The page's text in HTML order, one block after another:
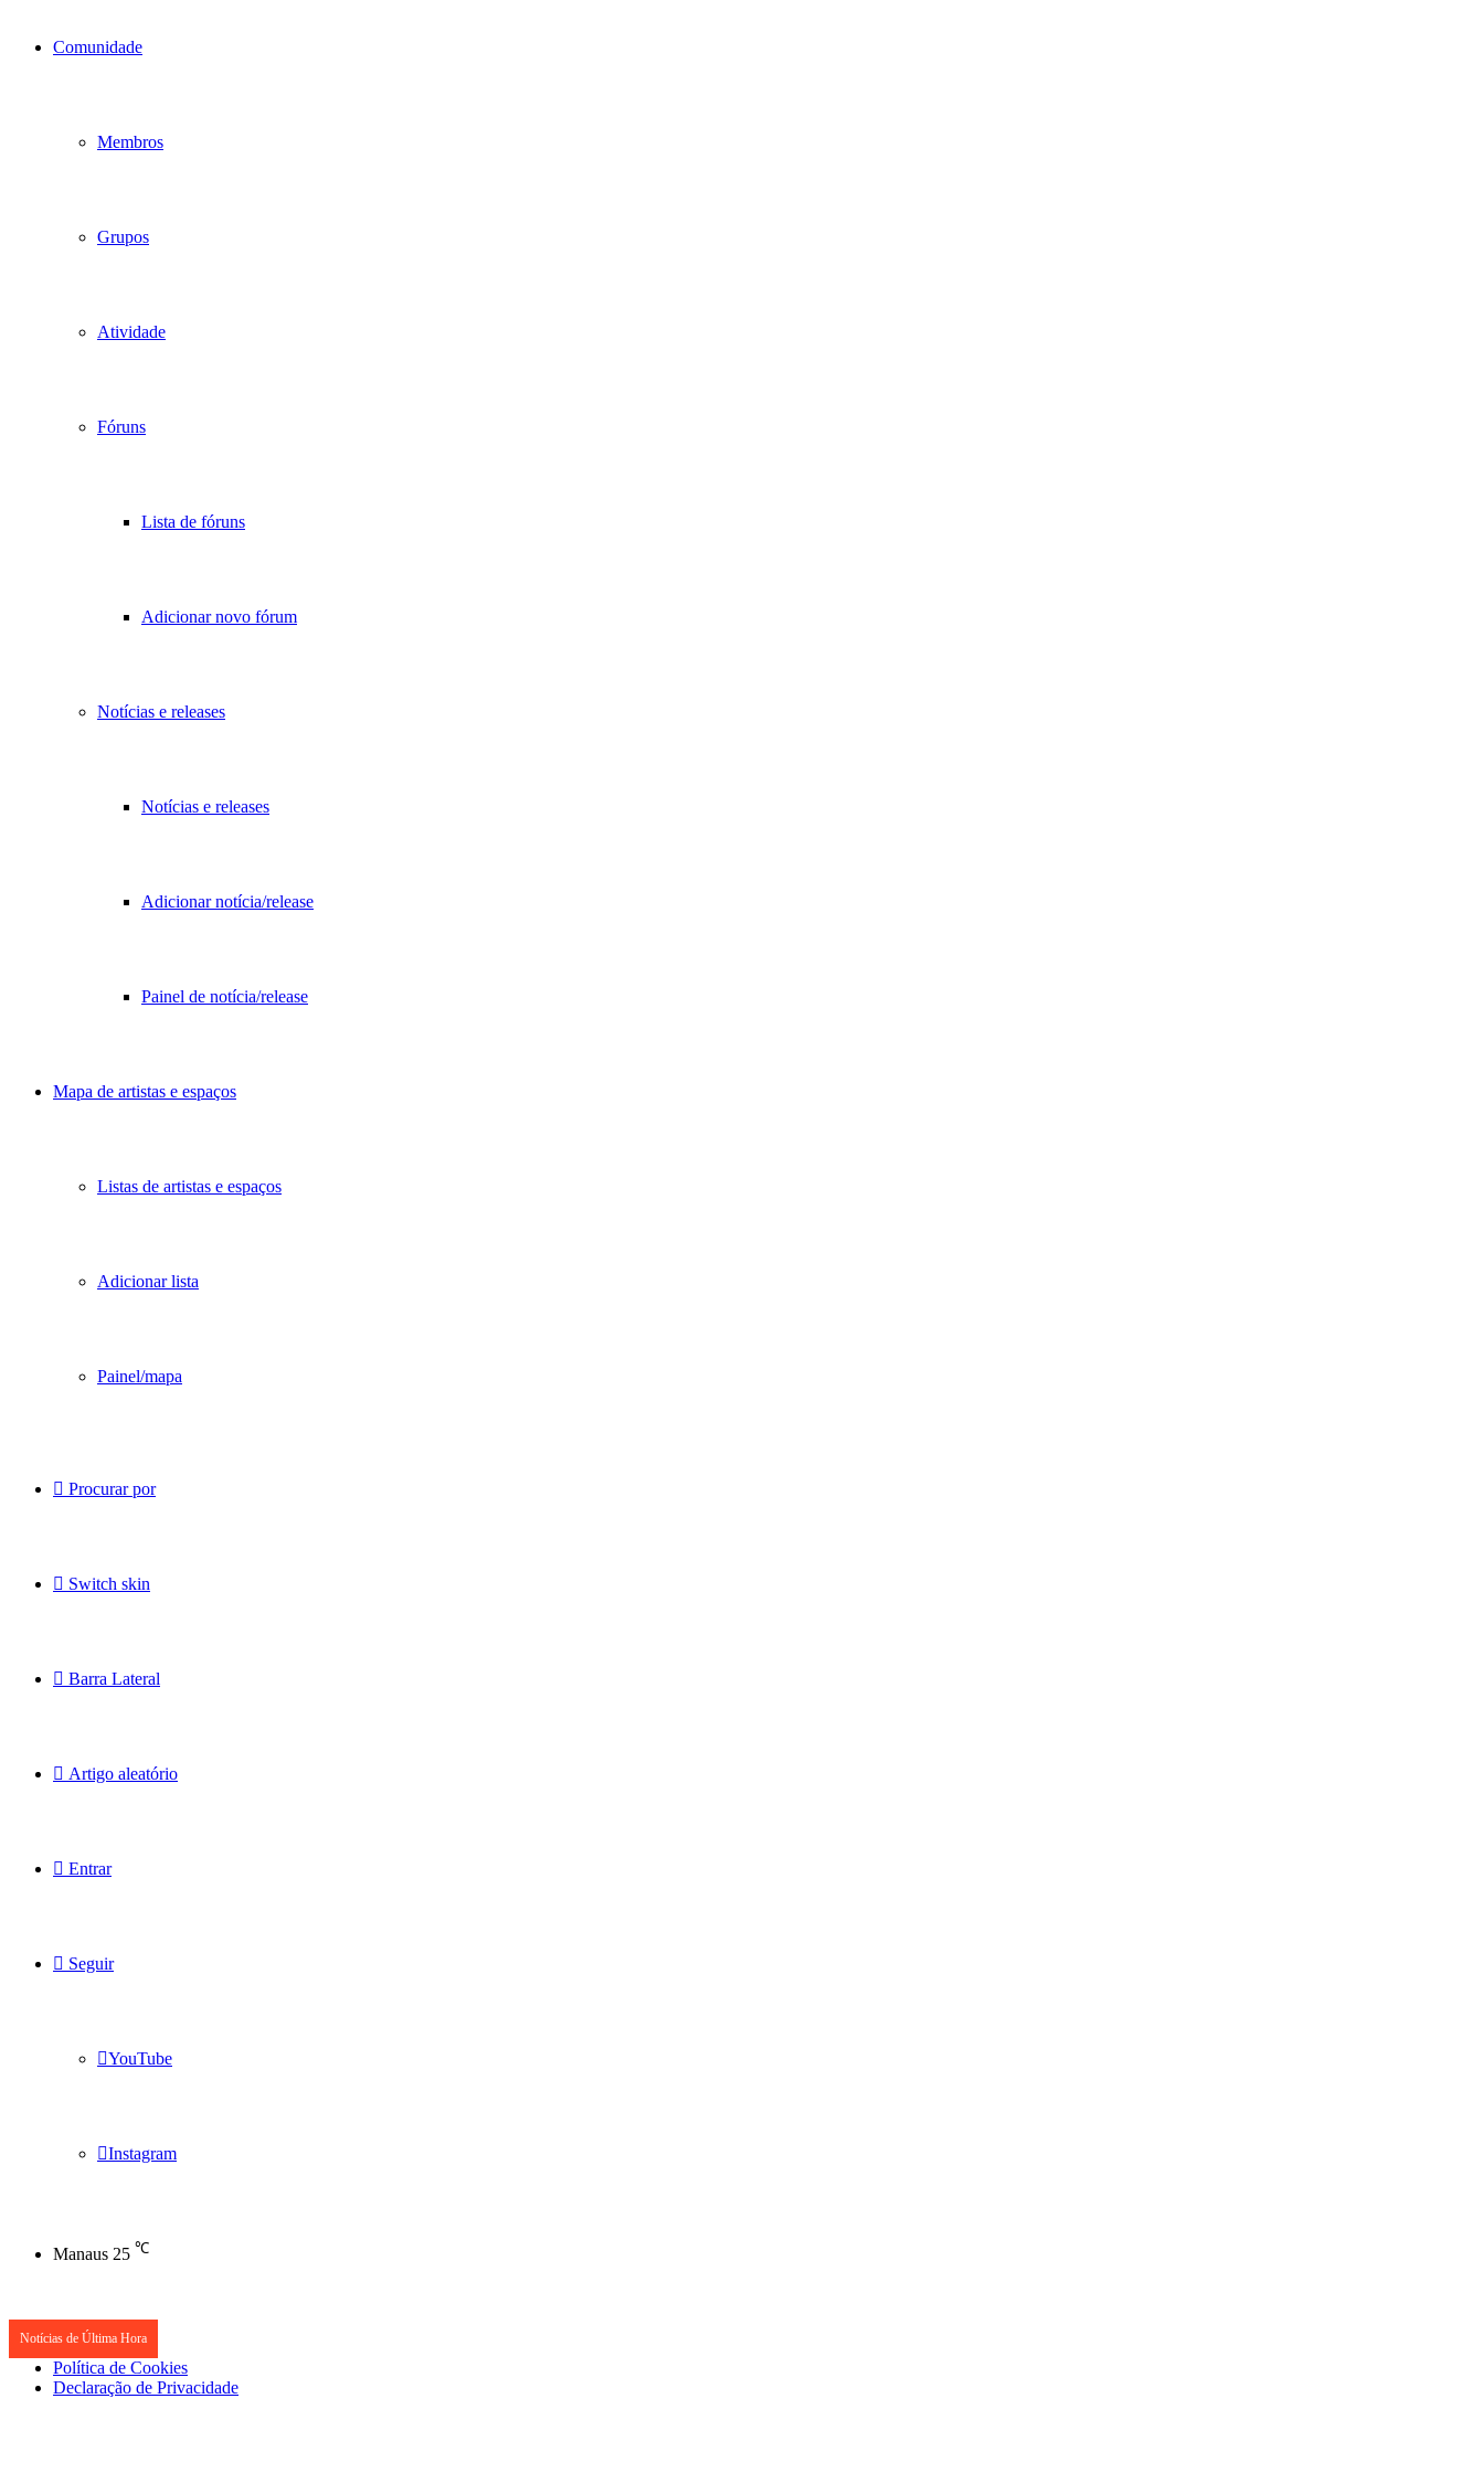
Comunidade
Membros
Grupos
Atividade
Fóruns
Lista de fóruns
Adicionar novo fórum
Notícias e releases
Notícias e releases
Adicionar notícia/release
Painel de notícia/release
Mapa de artistas e espaços
Listas de artistas e espaços
Adicionar lista
Painel/mapa
Procurar por
Switch skin
Barra Lateral
Artigo aleatório
Entrar
Seguir
YouTube
Instagram
Manaus 25 ℃
Notícias de Última Hora
Política de Cookies
Declaração de Privacidade